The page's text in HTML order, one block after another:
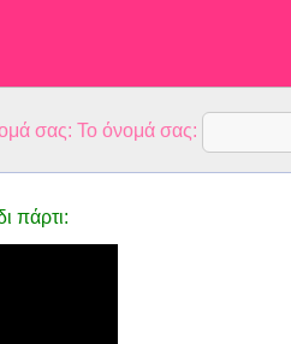
σας: Το όνομά σας:
πάρτι: